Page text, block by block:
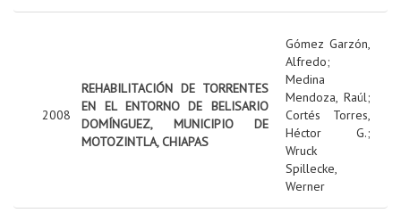
2008
REHABILITACIÓN DE TORRENTES
EN EL ENTORNO DE BELISARIO
DOMÍNGUEZ, MUNICIPIO DE
MOTOZINTLA, CHIAPAS
Gómez Garzón,
Alfredo;
Medina
Mendoza, Raúl;
Cortés Torres,
Héctor G.;
Wruck
Spillecke,
Werner